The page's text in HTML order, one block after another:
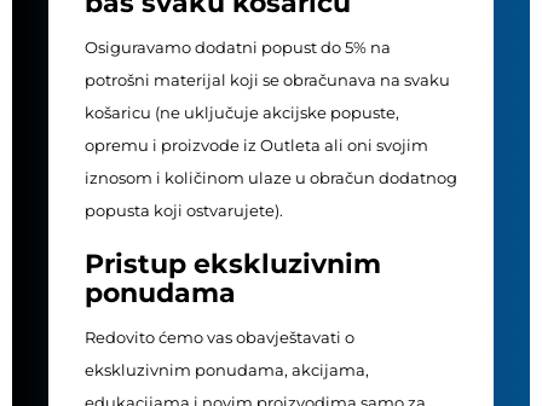
Osiguravamo dodatni popust do 5% na
potrošni materijal koji se obračunava na svaku
košaricu (ne uključuje akcijske popuste,
opremu i proizvode iz Outleta ali oni svojim
iznosom i količinom ulaze u obračun dodatnog
popusta koji ostvarujete).
Pristup ekskluzivnim
ponudama
Redovito ćemo vas obavještavati o
ekskluzivnim ponudama, akcijama,